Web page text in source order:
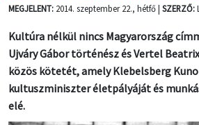
MEGJELENT: 2014. szeptember 22., hétfő | SZERZŐ:
Kultúra nélkül nincs Magyarország
Ujváry Gábor történész és Vertel
közös kötetét, amely Klebelsberg
kultuszminiszter életpályáját és
elé.